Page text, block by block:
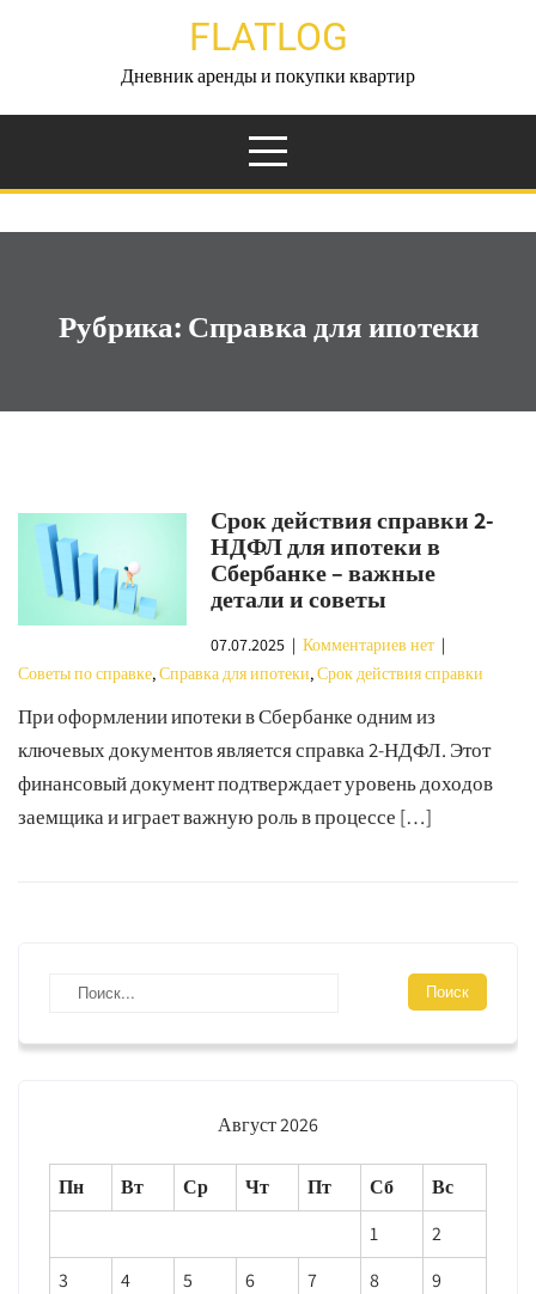
FLATLOG
Дневник аренды и покупки квартир
Рубрика: Справка для ипотеки
Срок действия справки 2-
НДФЛ для ипотеки в
Сбербанке – важные
детали и советы
07.07.2025 |Комментариев нет |
Советы по справке,Справка для ипотеки,Срок действия справки
При оформлении ипотеки в Сбербанке одним из
ключевых документов является справка 2-НДФЛ. Этот
финансовый документ подтверждает уровень доходов
заемщика и играет важную роль в процессе […]
Август 2026
Пн Вт Ср Чт Пт Сб
Вс
1
2
3
4 5 6 7 8
9